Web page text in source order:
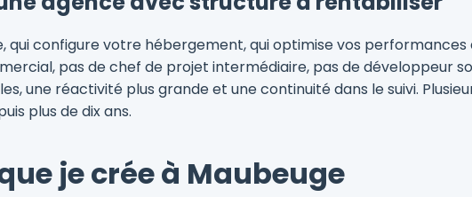
qui configure votre hébergement, qui optimise vos
pas de chef de projet intermédiaire, pas de développeur
une réactivité plus grande et une continuité dans le suivi.
plus de dix ans.
je crée à Maubeuge